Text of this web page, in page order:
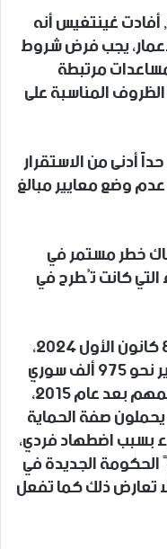
أفادت غينتغيس أنه
يجب فرض شروط
مرتبطة
المناسبة على
أدنى من الاستقرار
وضع معايير مبالغ
خطر مستمر في
التي كانت تُطرح في
وبعد سقوط نظام بشار الأسد في 8 كانون الأول 2024،
بدأت في ألمانيا مناقشات حول مصير نحو 975 ألف سوري
يعيشون في البلاد، حيث وصل معظمهم بعد عام 2015،
أكثر من 300 ألف يحملون صفة الحماية
بسبب اضطهاد فردي،
الجديدة في
تعارض ذلك كما تفعل